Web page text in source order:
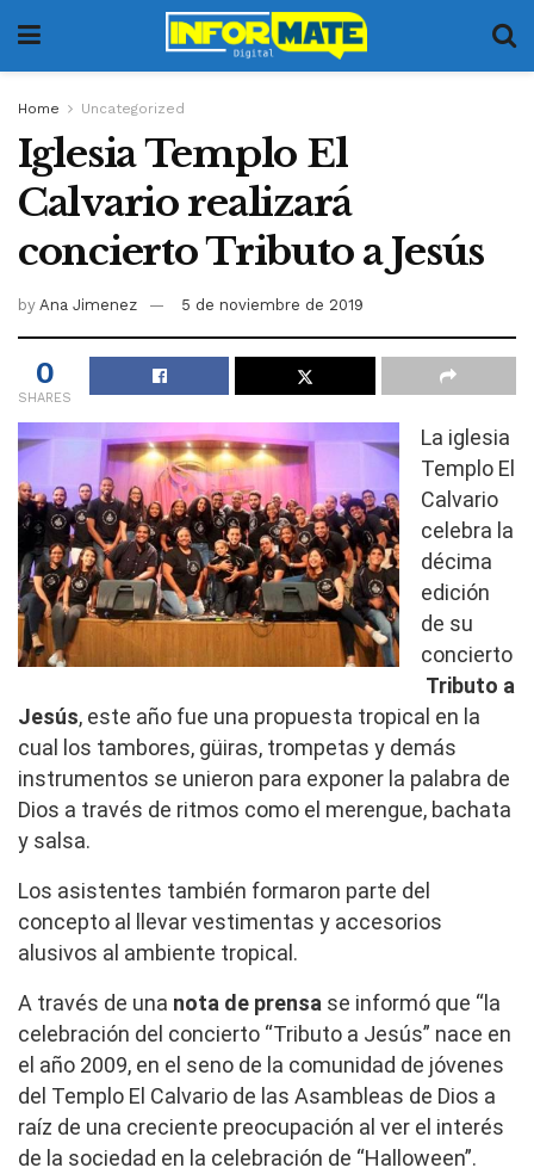
Home Uncategorized
Iglesia Templo El
Calvario realizará
concierto Tributo a Jesús
by Ana Jimenez 5 de noviembre de 2019
0
SHARES
La iglesia
Templo El
Calvario
celebra la
décima
edición
de su
concierto
Tributo a
Jesús, este año fue una propuesta tropical en la
cual los tambores, güiras, trompetas y demás
instrumentos se unieron para exponer la palabra de
Dios a través de ritmos como el merengue, bachata
y salsa.
Los asistentes también formaron parte del
concepto al llevar vestimentas y accesorios
alusivos al ambiente tropical.
A través de una nota de prensa se informó que “la
celebración del concierto “Tributo a Jesús” nace en
el año 2009, en el seno de la comunidad de jóvenes
del Templo El Calvario de las Asambleas de Dios a
raíz de una creciente preocupación al ver el interés
de la sociedad en la celebración de “Halloween”.